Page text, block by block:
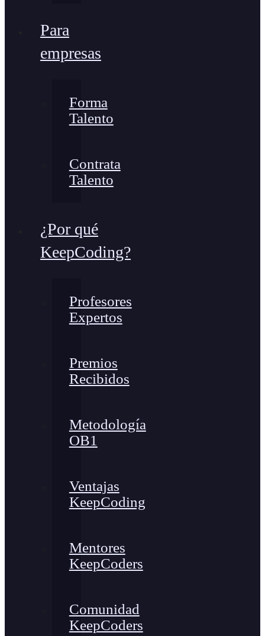
Para
empresas
Forma
Talento
Contrata
Talento
¿Por qué
KeepCoding?
Profesores
Expertos
Premios
Recibidos
Metodología
OB1
Ventajas
KeepCoding
Mentores
KeepCoders
Comunidad
KeepCoders